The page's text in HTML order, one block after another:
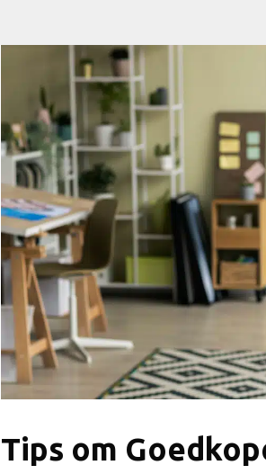
Tips om